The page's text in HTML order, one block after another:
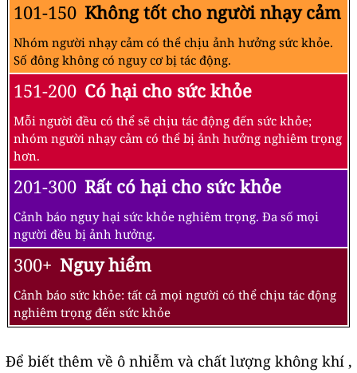
101-150 Không tốt cho người nhạy cảm
Nhóm người nhạy cảm có thể chịu ảnh hưởng sức khỏe.
Số đông không có nguy cơ bị tác động.
151-200 Có hại cho sức khỏe
Mỗi người đều có thể sẽ chịu tác động đến sức khỏe;
nhóm người nhạy cảm có thể bị ảnh hưởng nghiêm trọng
hơn.
201-300 Rất có hại cho sức khỏe
Cảnh báo nguy hại sức khỏe nghiêm trọng. Đa số mọi
người đều bị ảnh hưởng.
300+ Nguy hiểm
Cảnh báo sức khỏe: tất cả mọi người có thể chịu tác động
nghiêm trọng đến sức khỏe
Để biết thêm về ô nhiễm và chất lượng không khí ,